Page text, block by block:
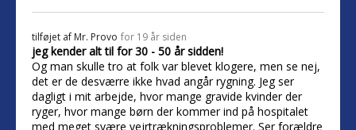
tilføjet af Mr. Provo for 19 år siden
jeg kender alt til for 30 - 50 år sidden!
Og man skulle tro at folk var blevet klogere, men se nej,
det er de desværre ikke hvad angår rygning. Jeg ser
dagligt i mit arbejde, hvor mange gravide kvinder der
ryger, hvor mange børn der kommer ind på hospitalet
med meget svære vejrtrækningsproblemer. Ser forældre